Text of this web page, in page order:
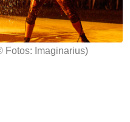
Fotos: Imaginarius)